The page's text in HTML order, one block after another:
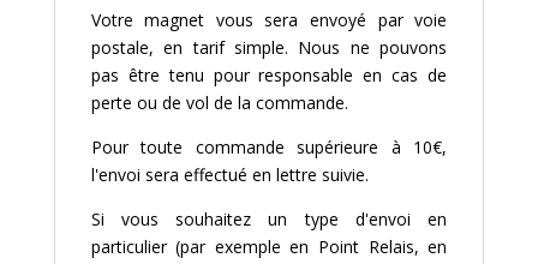
Votre magnet vous sera envoyé par voie
postale, en tarif simple. Nous ne pouvons
pas être tenu pour responsable en cas de
perte ou de vol de la commande.
Pour toute commande supérieure à 10€,
l'envoi sera effectué en lettre suivie.
Si vous souhaitez un type d'envoi en
particulier (par exemple en Point Relais, en